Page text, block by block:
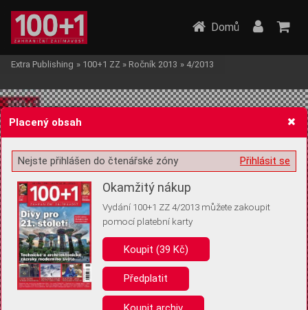
Žádost o souhlas s ukládáním volitelných informací
Pro základní fungování webu nepotřebujeme ukládat žádné informace
(tzv. cookies apod.). Rádi bychom vás ale požádali o souhlas s
uložením volitelných informací:
Anonymní unikátní ID
Domů
Extra Publishing » 100+1 ZZ » Ročník 2013 » 4/2013
Placený obsah
Přihlásit se
Nejste přihlášen do čtenářské zóny
Okamžitý nákup
Vydání 100+1 ZZ 4/2013 můžete zakoupit
pomocí platební karty
Koupit (39 Kč)
Předplatit